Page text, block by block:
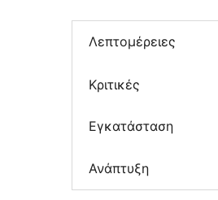
Λεπτομέρειες
Κριτικές
Εγκατάσταση
Ανάπτυξη